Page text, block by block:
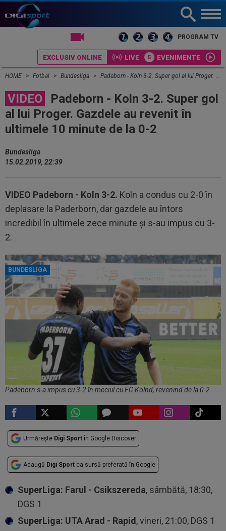
PROGRAM TV
EXCLUSIV ONLINE LIVE EVENIMENTE
HOME Fotbal Bundesliga Padeborn - Koln 3-2. Super gol al lui Proger. Gazdele au revenit în ultimele 10 minute de la 0-2
VIDEO
Padeborn - Koln 3-2. Super gol
al lui Proger. Gazdele au revenit în
ultimele 10 minute de la 0-2
Bundesliga
15.02.2019, 22:39
VIDEO Padeborn - Koln 3-2. Koln a condus cu 2-0 în
deplasare la Paderborn, dar gazdele au întors
incredibil în ultimele zece minute şi s-au impus cu 3-
2.
BUNDESLIGA
Padeborn s-a impus cu 3-2 în meciul cu FC Kolnd, revenind de la 0-2
Urmărește Digi Sport în Google Discover
Adaugă Digi Sport ca sursă preferată în Google
SuperLiga: Farul - Csikszereda, sâmbătă, 18:30,
DGS 1
SuperLiga: UTA Arad - Rapid, vineri, 21:00, DGS 1